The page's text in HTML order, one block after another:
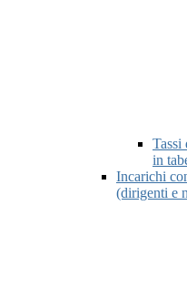
Tassi
in
Incarichi
(dirigenti e